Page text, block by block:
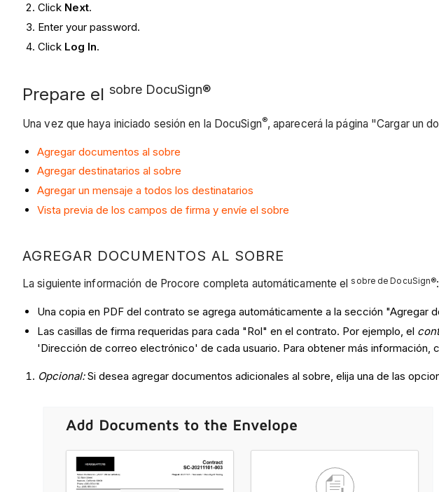
Click Next.
Enter your password.
Click Log In.
Prepare el sobre DocuSign®
Una vez que haya iniciado sesión en la DocuSign®, aparecerá la página "Cargar un
Agregar documentos al sobre
Agregar destinatarios al sobre
Agregar un mensaje a todos los destinatarios
Vista previa de los campos de firma y envíe el sobre
AGREGAR DOCUMENTOS AL SOBRE
La siguiente información de Procore completa automáticamente elsobre de DocuSign®:
Una copia en PDF del contrato se agrega automáticamente a la sección "Agregar
Las casillas de firma requeridas para cada "Rol" en el contrato. Por ejemplo, el
'Dirección de correo electrónico' de cada usuario. Para obtener más información,
Opcional:Si desea agregar documentos adicionales al sobre, elija una de las